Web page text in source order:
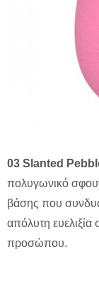
03 Slanted
πολυγωνικό
βάσης που
απόλυτη ευελιξία
προσώπου.